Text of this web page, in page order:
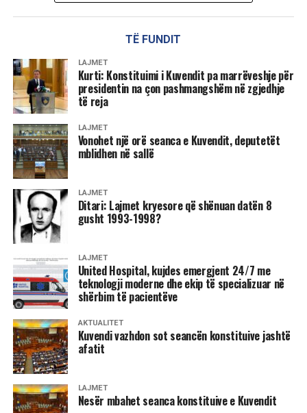
TË FUNDIT
LAJMET
Kurti: Konstituimi i Kuvendit pa marrëveshje për
presidentin na çon pashmangshëm në zgjedhje
të reja
LAJMET
Vonohet një orë seanca e Kuvendit, deputetët
mblidhen në sallë
LAJMET
Ditari: Lajmet kryesore që shënuan datën 8
gusht 1993-1998?
LAJMET
United Hospital, kujdes emergjent 24/7 me
teknologji moderne dhe ekip të specializuar në
shërbim të pacientëve
AKTUALITET
Kuvendi vazhdon sot seancën konstituive jashtë
afatit
LAJMET
Nesër mbahet seanca konstituive e Kuvendit